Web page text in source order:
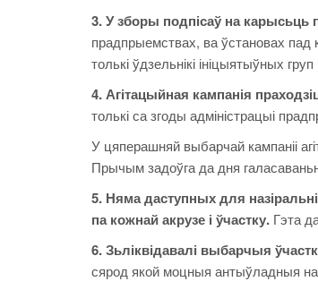
3. У зборы подпісаў на
прадпрыемствах, ва ўстановах пад
толькі ўдзельнікі ініцыятыўных
4. Агітацыйная кампанія
толькі са згоды адміністрацыі
У цяперашняй выбарчай кампаніі
Прычым задоўга да дня
5. Няма даступных для
па кожнай акрузе і ўчастку. Гэта
6. Зьліквідавалі выбарчыя
сярод якой моцныя антыўладныя